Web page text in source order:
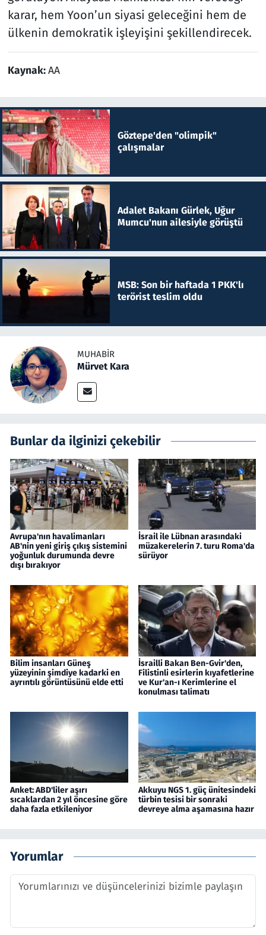
karar, hem Yoon’un siyasi geleceğini hem de
ülkenin demokratik işleyişini şekillendirecek.
Kaynak:AA
Göztepe'den "olimpik"
çalışmalar
Adalet Bakanı Gürlek, Uğur
Mumcu'nun ailesiyle görüştü
MSB: Son bir haftada 1 PKK'lı
terörist teslim oldu
MUHABIR
Mürvet Kara
Bunlar da ilginizi çekebilir
Avrupa'nın havalimanları
AB'nin yeni giriş çıkış sistemini
yoğunluk durumunda devre
dışı bırakıyor
İsrail ile Lübnan arasındaki
müzakerelerin 7. turu Roma'da
sürüyor
Bilim insanları Güneş
yüzeyinin şimdiye kadarki en
ayrıntılı görüntüsünü elde etti
İsrailli Bakan Ben-Gvir'den,
Filistinli esirlerin kıyafetlerine
ve Kur'an-ı Kerimlerine el
konulması talimatı
Anket: ABD'liler aşırı
sıcaklardan 2 yıl öncesine göre
daha fazla etkileniyor
Akkuyu NGS 1. güç ünitesindeki
türbin tesisi bir sonraki
devreye alma aşamasına hazır
Yorumlar